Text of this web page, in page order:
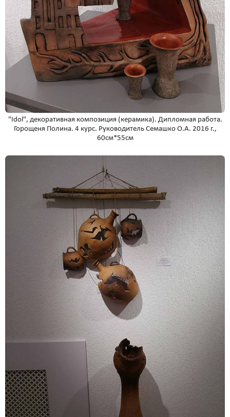
"Idol", декоративная композиция (керамика). Дипломная работа.
Горощеня Полина. 4 курс. Руководитель Семашко О.А. 2016 г.,
60см*55см